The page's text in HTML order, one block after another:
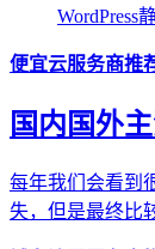
WordPress
便宜云服务商推
国内国外
每年我们会看到
失，但是最终比